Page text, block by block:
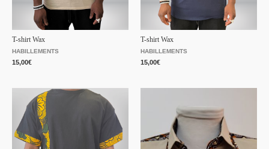
T-shirt Wax
HABILLEMENTS
15,00€
T-shirt Wax
HABILLEMENTS
15,00€